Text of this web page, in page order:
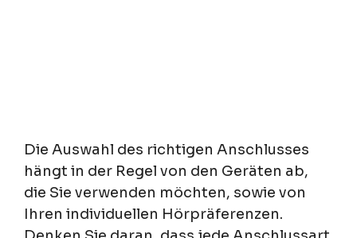
Die Auswahl des richtigen Anschlusses
hängt in der Regel von den Geräten ab,
die Sie verwenden möchten, sowie von
Ihren individuellen Hörpräferenzen.